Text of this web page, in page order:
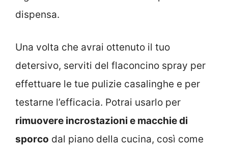
dispensa.
Una volta che avrai ottenuto il tuo
detersivo, serviti del flaconcino spray per
effettuare le tue pulizie casalinghe e per
testarne l’efficacia. Potrai usarlo per
rimuovere incrostazioni e macchie di
sporco dal piano della cucina, così come